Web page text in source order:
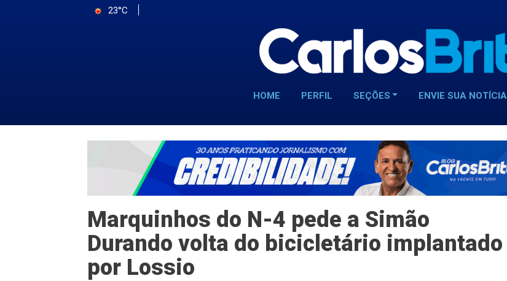
23°C
HOME PERFIL SEÇÕES ENVIE SUA NOTÍCIA
Marquinhos do N-4 pede a Simão
Durando volta do bicicletário implantado
por Lossio